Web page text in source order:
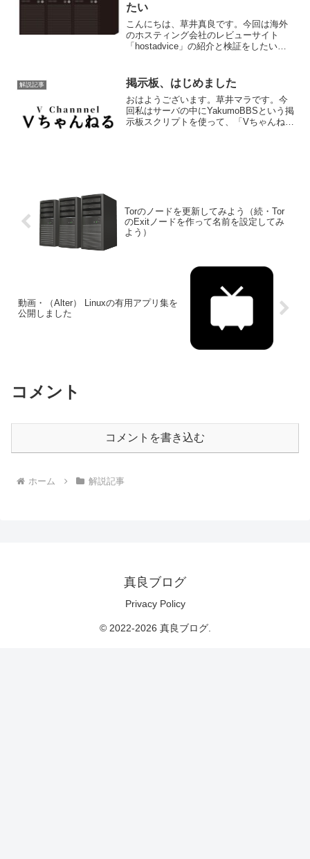
たい
こんにちは、草井真良です。今回は海外
のホスティング会社のレビューサイト
「hostadvice」の紹介と検証をしたいと
全世界のほぼ全てのホスティング会社を
網羅し...
解説記事 掲示板、はじめました
おはようございます。草井マラです。今
回私はサーバの中にYakumoBBSという掲
示板スクリプトを使って、「Vちゃんね
Torのノードを更新してみよう（続・Tor
のExitノードを作って名前を設定してみ
よう）
動画・（Alter） Linuxの有用アプリ集を
公開しました
コメント
コメントを書き込む
ホーム 解説記事
真良ブログ
Privacy Policy
© 2022-2026 真良ブログ.